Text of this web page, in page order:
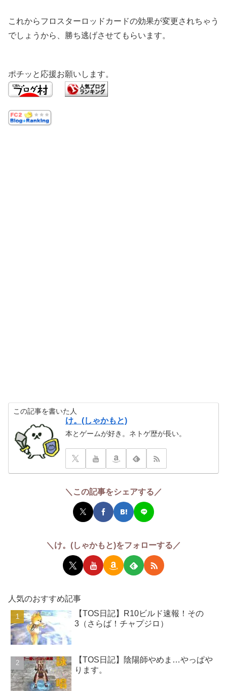
これからフロスターロッドカードの効果が変更されちゃう
でしょうから、勝ち逃げさせてもらいます。
ポチッと応援お願いします。
この記事を書いた人
け。(しゃかもと)
本とゲームが好き。ネトゲ歴が長い。
＼この記事をシェアする／
＼け。(しゃかもと)をフォローする／
人気のおすすめ記事
【TOS日記】R10ビルド速報！その
3（さらば！チャプジロ）
【TOS日記】陰陽師やめま…やっぱや
ります。